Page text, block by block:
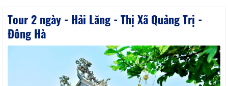
Tour 2 ngày - Hải Lăng - Thị Xã Quảng Trị -
Đông Hà